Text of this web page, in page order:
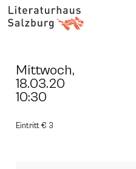
Mittwoch,
18.03.20
10:30
Eintritt € 3